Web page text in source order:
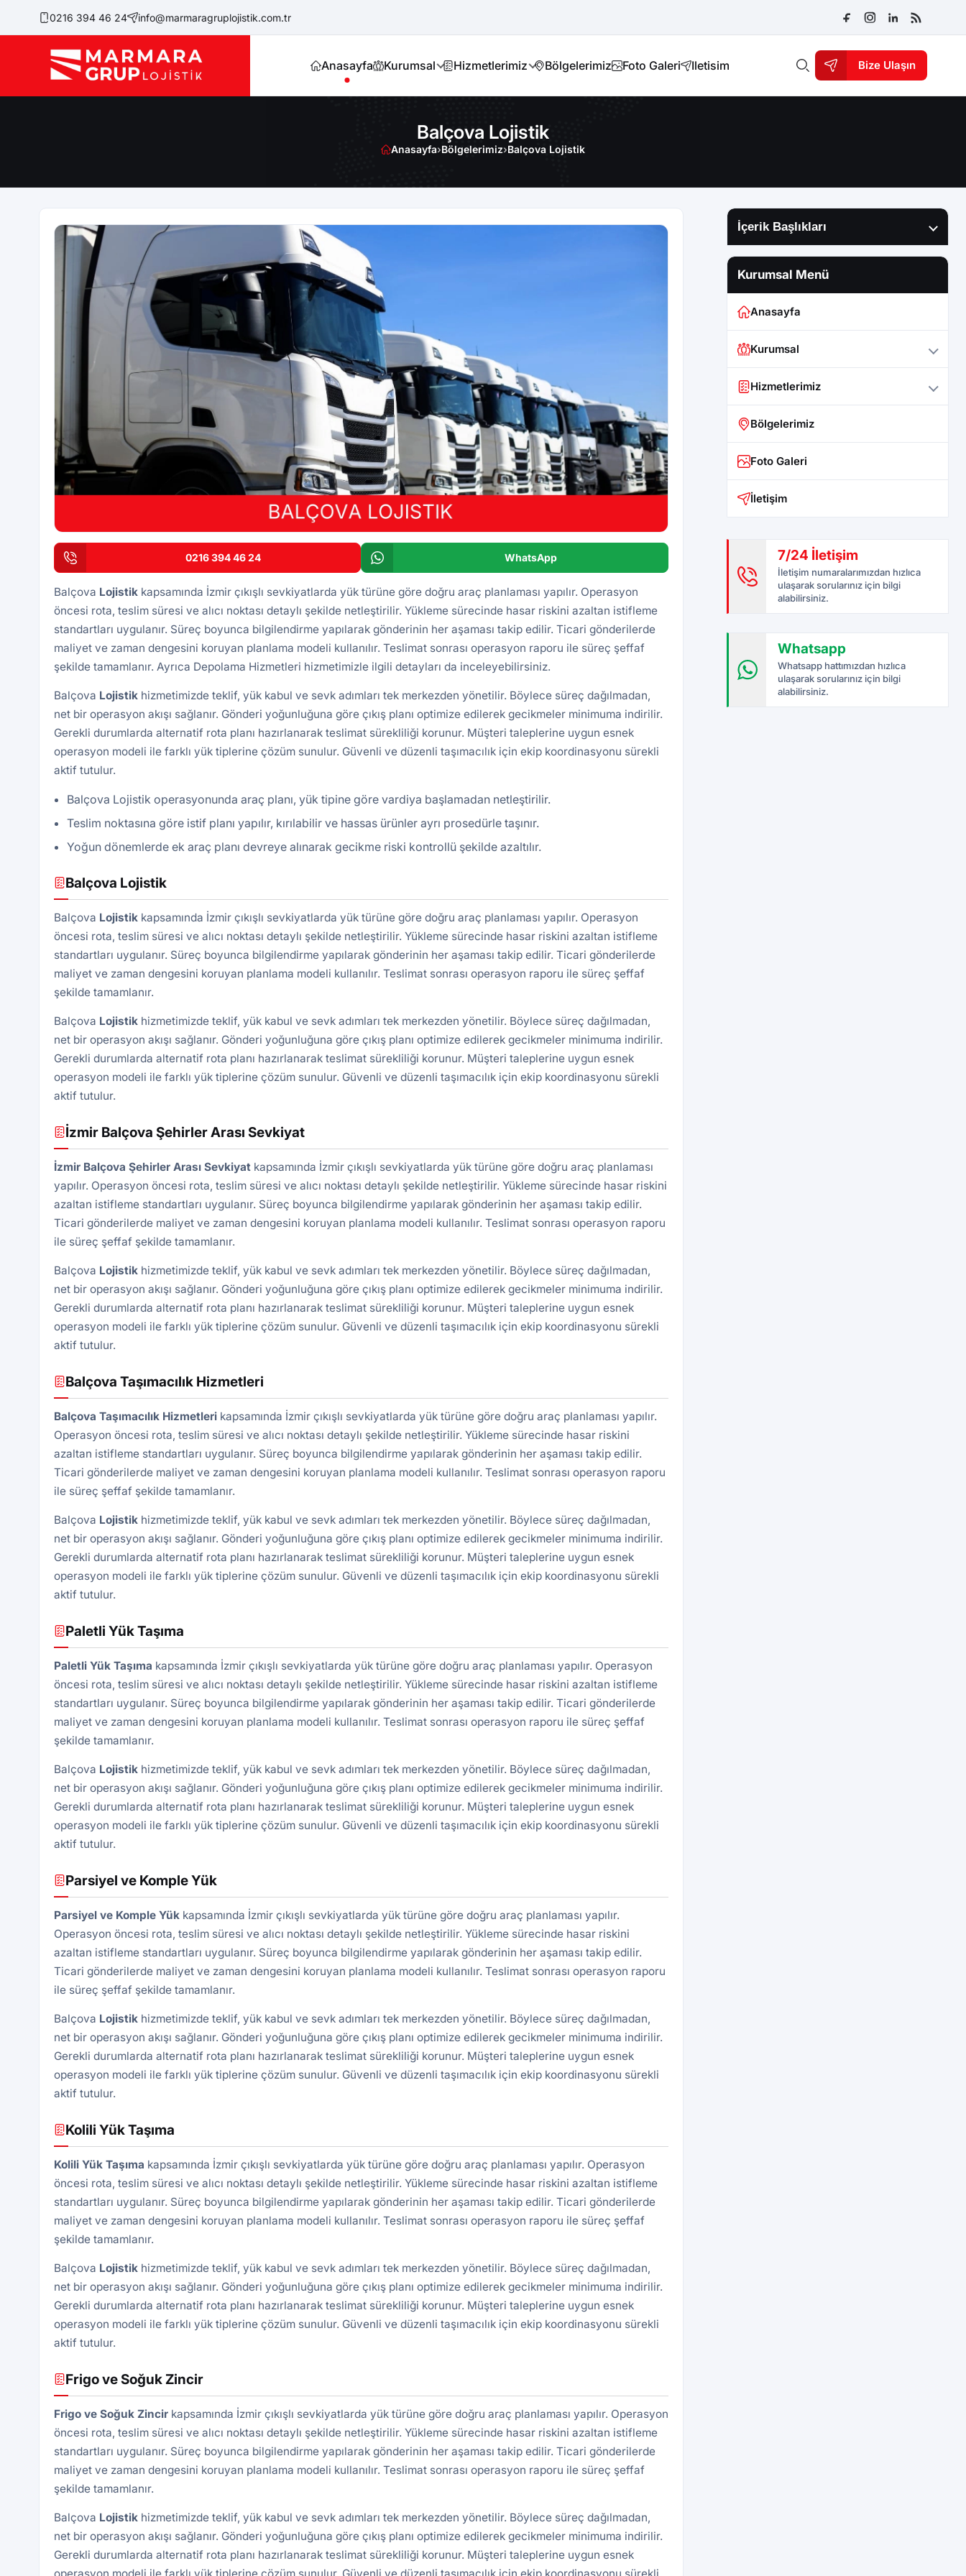
0216 394 46 24 info@marmaragruplojistik.com.tr
Anasayfa Kurumsal Hizmetlerimiz Bölgelerimiz Foto Galeri Iletisim Bize Ulaşın
Balçova Lojistik
Anasayfa›Bölgelerimiz›Balçova Lojistik
0216 394 46 24 WhatsApp
Balçova Lojistikkapsamında İzmir çıkışlı sevkiyatlarda yük türüne göre doğru araç planlaması yapılır. Operasyon
öncesi rota, teslim süresi ve alıcı noktası detaylı şekilde netleştirilir. Yükleme sürecinde hasar riskini azaltan istifleme
standartları uygulanır. Süreç boyunca bilgilendirme yapılarak gönderinin her aşaması takip edilir. Ticari gönderilerde
maliyet ve zaman dengesini koruyan planlama modeli kullanılır. Teslimat sonrası operasyon raporu ile süreç şeffaf
şekilde tamamlanır. Ayrıca Depolama Hizmetleri hizmetimizle ilgili detayları da inceleyebilirsiniz.
Balçova Lojistikhizmetimizde teklif, yük kabul ve sevk adımları tek merkezden yönetilir. Böylece süreç dağılmadan,
net bir operasyon akışı sağlanır. Gönderi yoğunluğuna göre çıkış planı optimize edilerek gecikmeler minimuma indirilir.
Gerekli durumlarda alternatif rota planı hazırlanarak teslimat sürekliliği korunur. Müşteri taleplerine uygun esnek
operasyon modeli ile farklı yük tiplerine çözüm sunulur. Güvenli ve düzenli taşımacılık için ekip koordinasyonu sürekli
aktif tutulur.
Balçova Lojistik operasyonunda araç planı, yük tipine göre vardiya başlamadan netleştirilir.
Teslim noktasına göre istif planı yapılır, kırılabilir ve hassas ürünler ayrı prosedürle taşınır.
Yoğun dönemlerde ek araç planı devreye alınarak gecikme riski kontrollü şekilde azaltılır.
Balçova Lojistik
Balçova Lojistikkapsamında İzmir çıkışlı sevkiyatlarda yük türüne göre doğru araç planlaması yapılır. Operasyon
öncesi rota, teslim süresi ve alıcı noktası detaylı şekilde netleştirilir. Yükleme sürecinde hasar riskini azaltan istifleme
standartları uygulanır. Süreç boyunca bilgilendirme yapılarak gönderinin her aşaması takip edilir. Ticari gönderilerde
maliyet ve zaman dengesini koruyan planlama modeli kullanılır. Teslimat sonrası operasyon raporu ile süreç şeffaf
şekilde tamamlanır.
Balçova Lojistikhizmetimizde teklif, yük kabul ve sevk adımları tek merkezden yönetilir. Böylece süreç dağılmadan,
net bir operasyon akışı sağlanır. Gönderi yoğunluğuna göre çıkış planı optimize edilerek gecikmeler minimuma indirilir.
Gerekli durumlarda alternatif rota planı hazırlanarak teslimat sürekliliği korunur. Müşteri taleplerine uygun esnek
operasyon modeli ile farklı yük tiplerine çözüm sunulur. Güvenli ve düzenli taşımacılık için ekip koordinasyonu sürekli
aktif tutulur.
İzmir Balçova Şehirler Arası Sevkiyat
İzmir Balçova Şehirler Arası Sevkiyatkapsamında İzmir çıkışlı sevkiyatlarda yük türüne göre doğru araç planlaması
yapılır. Operasyon öncesi rota, teslim süresi ve alıcı noktası detaylı şekilde netleştirilir. Yükleme sürecinde hasar riskini
azaltan istifleme standartları uygulanır. Süreç boyunca bilgilendirme yapılarak gönderinin her aşaması takip edilir.
Ticari gönderilerde maliyet ve zaman dengesini koruyan planlama modeli kullanılır. Teslimat sonrası operasyon raporu
ile süreç şeffaf şekilde tamamlanır.
Balçova Lojistikhizmetimizde teklif, yük kabul ve sevk adımları tek merkezden yönetilir. Böylece süreç dağılmadan,
net bir operasyon akışı sağlanır. Gönderi yoğunluğuna göre çıkış planı optimize edilerek gecikmeler minimuma indirilir.
Gerekli durumlarda alternatif rota planı hazırlanarak teslimat sürekliliği korunur. Müşteri taleplerine uygun esnek
operasyon modeli ile farklı yük tiplerine çözüm sunulur. Güvenli ve düzenli taşımacılık için ekip koordinasyonu sürekli
aktif tutulur.
Balçova Taşımacılık Hizmetleri
Balçova Taşımacılık Hizmetlerikapsamında İzmir çıkışlı sevkiyatlarda yük türüne göre doğru araç planlaması yapılır.
Operasyon öncesi rota, teslim süresi ve alıcı noktası detaylı şekilde netleştirilir. Yükleme sürecinde hasar riskini
azaltan istifleme standartları uygulanır. Süreç boyunca bilgilendirme yapılarak gönderinin her aşaması takip edilir.
Ticari gönderilerde maliyet ve zaman dengesini koruyan planlama modeli kullanılır. Teslimat sonrası operasyon raporu
ile süreç şeffaf şekilde tamamlanır.
Balçova Lojistikhizmetimizde teklif, yük kabul ve sevk adımları tek merkezden yönetilir. Böylece süreç dağılmadan,
net bir operasyon akışı sağlanır. Gönderi yoğunluğuna göre çıkış planı optimize edilerek gecikmeler minimuma indirilir.
Gerekli durumlarda alternatif rota planı hazırlanarak teslimat sürekliliği korunur. Müşteri taleplerine uygun esnek
operasyon modeli ile farklı yük tiplerine çözüm sunulur. Güvenli ve düzenli taşımacılık için ekip koordinasyonu sürekli
aktif tutulur.
Paletli Yük Taşıma
Paletli YükTaşıma kapsamında İzmir çıkışlı sevkiyatlarda yük türüne göre doğru araç planlaması yapılır. Operasyon
öncesi rota, teslim süresi ve alıcı noktası detaylı şekilde netleştirilir. Yükleme sürecinde hasar riskini azaltan istifleme
standartları uygulanır. Süreç boyunca bilgilendirme yapılarak gönderinin her aşaması takip edilir. Ticari gönderilerde
maliyet ve zaman dengesini koruyan planlama modeli kullanılır. Teslimat sonrası operasyon raporu ile süreç şeffaf
şekilde tamamlanır.
Balçova Lojistikhizmetimizde teklif, yük kabul ve sevk adımları tek merkezden yönetilir. Böylece süreç dağılmadan,
net bir operasyon akışı sağlanır. Gönderi yoğunluğuna göre çıkış planı optimize edilerek gecikmeler minimuma indirilir.
Gerekli durumlarda alternatif rota planı hazırlanarak teslimat sürekliliği korunur. Müşteri taleplerine uygun esnek
operasyon modeli ile farklı yük tiplerine çözüm sunulur. Güvenli ve düzenli taşımacılık için ekip koordinasyonu sürekli
aktif tutulur.
Parsiyel ve Komple Yük
Parsiyel ve Komple Yükkapsamında İzmir çıkışlı sevkiyatlarda yük türüne göre doğru araç planlaması yapılır.
Operasyon öncesi rota, teslim süresi ve alıcı noktası detaylı şekilde netleştirilir. Yükleme sürecinde hasar riskini
azaltan istifleme standartları uygulanır. Süreç boyunca bilgilendirme yapılarak gönderinin her aşaması takip edilir.
Ticari gönderilerde maliyet ve zaman dengesini koruyan planlama modeli kullanılır. Teslimat sonrası operasyon raporu
ile süreç şeffaf şekilde tamamlanır.
Balçova Lojistikhizmetimizde teklif, yük kabul ve sevk adımları tek merkezden yönetilir. Böylece süreç dağılmadan,
net bir operasyon akışı sağlanır. Gönderi yoğunluğuna göre çıkış planı optimize edilerek gecikmeler minimuma indirilir.
Gerekli durumlarda alternatif rota planı hazırlanarak teslimat sürekliliği korunur. Müşteri taleplerine uygun esnek
operasyon modeli ile farklı yük tiplerine çözüm sunulur. Güvenli ve düzenli taşımacılık için ekip koordinasyonu sürekli
aktif tutulur.
Kolili Yük Taşıma
Kolili Yük Taşıma kapsamında İzmir çıkışlı sevkiyatlarda yük türüne göre doğru araç planlaması yapılır. Operasyon
öncesi rota, teslim süresi ve alıcı noktası detaylı şekilde netleştirilir. Yükleme sürecinde hasar riskini azaltan istifleme
standartları uygulanır. Süreç boyunca bilgilendirme yapılarak gönderinin her aşaması takip edilir. Ticari gönderilerde
maliyet ve zaman dengesini koruyan planlama modeli kullanılır. Teslimat sonrası operasyon raporu ile süreç şeffaf
şekilde tamamlanır.
Balçova Lojistikhizmetimizde teklif, yük kabul ve sevk adımları tek merkezden yönetilir. Böylece süreç dağılmadan,
net bir operasyon akışı sağlanır. Gönderi yoğunluğuna göre çıkış planı optimize edilerek gecikmeler minimuma indirilir.
Gerekli durumlarda alternatif rota planı hazırlanarak teslimat sürekliliği korunur. Müşteri taleplerine uygun esnek
operasyon modeli ile farklı yük tiplerine çözüm sunulur. Güvenli ve düzenli taşımacılık için ekip koordinasyonu sürekli
aktif tutulur.
Frigo ve Soğuk Zincir
Frigo ve Soğuk Zincirkapsamında İzmir çıkışlı sevkiyatlarda yük türüne göre doğru araç planlaması yapılır. Operasyon
öncesi rota, teslim süresi ve alıcı noktası detaylı şekilde netleştirilir. Yükleme sürecinde hasar riskini azaltan istifleme
standartları uygulanır. Süreç boyunca bilgilendirme yapılarak gönderinin her aşaması takip edilir. Ticari gönderilerde
maliyet ve zaman dengesini koruyan planlama modeli kullanılır. Teslimat sonrası operasyon raporu ile süreç şeffaf
şekilde tamamlanır.
Balçova Lojistikhizmetimizde teklif, yük kabul ve sevk adımları tek merkezden yönetilir. Böylece süreç dağılmadan,
net bir operasyon akışı sağlanır. Gönderi yoğunluğuna göre çıkış planı optimize edilerek gecikmeler minimuma indirilir.
Gerekli durumlarda alternatif rota planı hazırlanarak teslimat sürekliliği korunur. Müşteri taleplerine uygun esnek
operasyon modeli ile farklı yük tiplerine çözüm sunulur. Güvenli ve düzenli taşımacılık için ekip koordinasyonu sürekli
İçerik Başlıkları
Kurumsal Menü
Anasayfa
Kurumsal
Hizmetlerimiz
Bölgelerimiz
Foto Galeri
İletişim
7/24 İletişim
İletişim numaralarımızdan hızlıca
ulaşarak sorularınız için bilgi
alabilirsiniz.
Whatsapp
Whatsapp hattımızdan hızlıca
ulaşarak sorularınız için bilgi
alabilirsiniz.